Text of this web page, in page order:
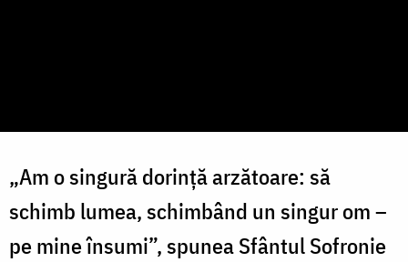
„Am o singură dorință arzătoare: să
schimb lumea, schimbând un singur om –
pe mine însumi”, spunea Sfântul Sofronie